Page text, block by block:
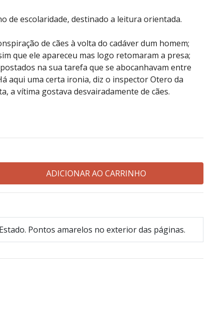
de escolaridade, destinado a leitura orientada.
de cães à volta do cadáver dum homem;
que ele apareceu mas logo retomaram a presa;
na sua tarefa que se abocanhavam entre
aqui uma certa ironia, diz o inspector Otero da
a vítima gostava desvairadamente de cães.
Pontos amarelos no exterior das páginas.